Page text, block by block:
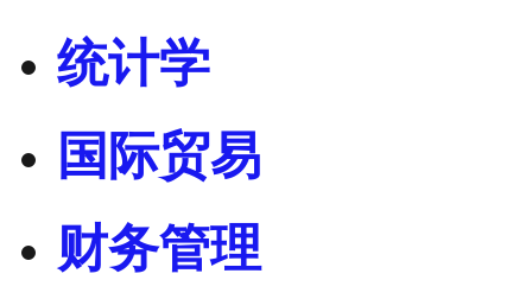
统计学
国际贸易
财务管理